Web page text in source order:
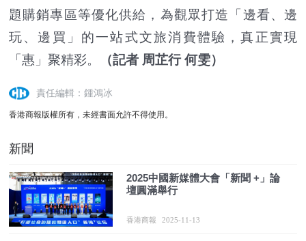
題購銷專區等優化供給，為觀眾打造「邊看、邊
玩、邊買」的一站式文旅消費體驗，真正實現
「惠」聚精彩。
（記者 周芷行 何雯）
責任編輯：鍾鴻冰
香港商報版權所有，未經書面允許不得使用。
新聞
2025中國新媒體大會「新聞 +」論
壇圓滿舉行
香港商報 2025-11-13